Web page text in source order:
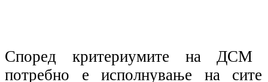
Според критериумите на ДСМ
потребно е исполнување на